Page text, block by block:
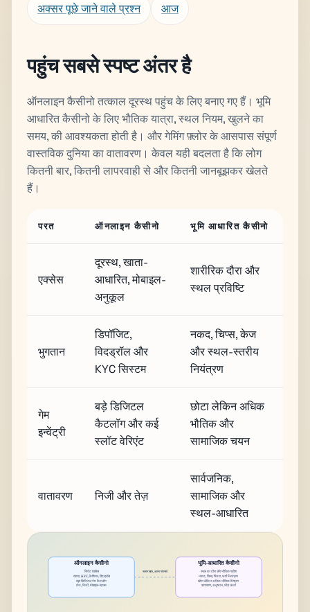
अक्सर पूछे जाने वाले प्रश्न आज
पहुंच सबसे स्पष्ट अंतर है
ऑनलाइन कैसीनो तत्काल दूरस्थ पहुंच के लिए बनाए गए हैं। भूमि
आधारित कैसीनो के लिए भौतिक यात्रा, स्थल नियम, खुलने का
समय, की आवश्यकता होती है। और गेमिंग फ़्लोर के आसपास संपूर्ण
वास्तविक दुनिया का वातावरण। केवल यही बदलता है कि लोग
कितनी बार, कितनी लापरवाही से और कितनी जानबूझकर खेलते
हैं।
परत ऑनलाइन कैसीनो भूमि आधारित कैसीनो
एक्सेस
दूरस्थ, खाता-
आधारित, मोबाइल-
अनुकूल
शारीरिक दौरा और
स्थल प्रविष्टि
भुगतान
डिपॉजिट,
विदड्रॉल और
KYC सिस्टम
नकद, चिप्स, केज
और स्थल-स्तरीय
नियंत्रण
गेम
इन्वेंट्री
बड़े डिजिटल
कैटलॉग और कई
स्लॉट वेरिएंट
छोटा लेकिन अधिक
भौतिक और
सामाजिक चयन
वातावरण निजी और तेज़
सार्वजनिक,
सामाजिक और
स्थल-आधारित
ऑनलाइन कैसीनो
रिमोट एक्सेस
खाता, KYC, कैशियर, विदड्रॉल
बड़ा डिजिटल गेम कैटलॉग
तेज, निजी, मोबाइल-प्रथम
समान खेल, अलग संरचना
भूमि-आधारित कैसीनो
स्थल का दौरा और भौतिक प्रवेश
नकद, चिप्स, पिंजरा, फर्श नियंत्रण
छोटा लेकिन अधिक भौतिक मिश्रण
वातावरण, अनुष्ठान, भीड़ ऊर्जा